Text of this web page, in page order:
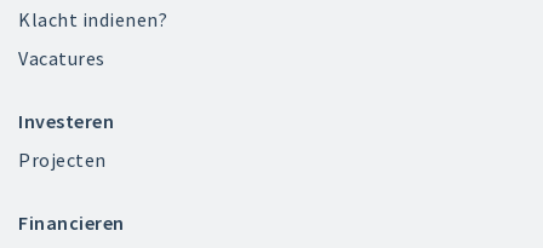
Klacht indienen?
Vacatures
Investeren
Projecten
Financieren